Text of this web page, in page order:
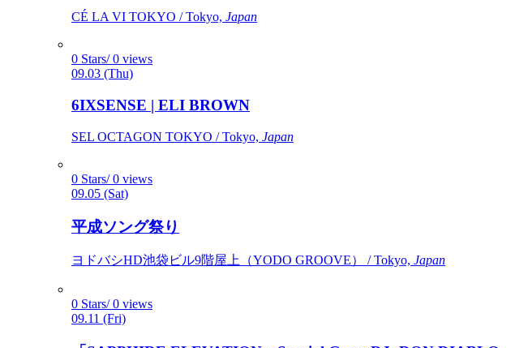
CÉ LA VI TOKYO / Tokyo, Japan
0 Stars/ 0 views
09.03 (Thu)
6IXSENSE | ELI BROWN
SEL OCTAGON TOKYO / Tokyo, Japan
0 Stars/ 0 views
09.05 (Sat)
平成ソング祭り
ヨドバシHD池袋ビル9階屋上（YODO GROOVE） / Tokyo, Japan
0 Stars/ 0 views
09.11 (Fri)